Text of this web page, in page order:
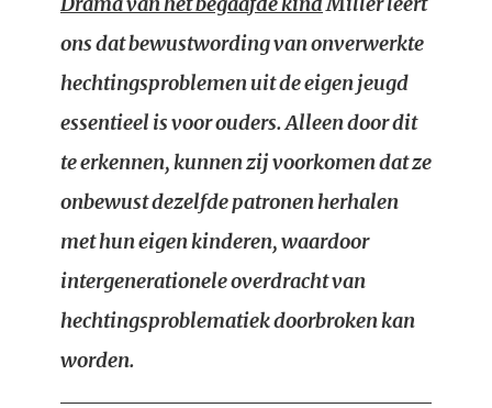
ons dat bewustwording van onverwerkte
hechtingsproblemen uit de eigen jeugd
essentieel is voor ouders. Alleen door dit
te erkennen, kunnen zij voorkomen dat ze
onbewust dezelfde patronen herhalen
met hun eigen kinderen, waardoor
intergenerationele overdracht van
hechtingsproblematiek doorbroken kan
worden.